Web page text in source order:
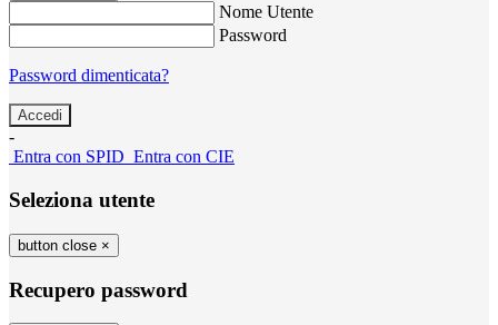
Nome Utente
Password
Password dimenticata?
-
Entra con SPID Entra con CIE
Seleziona utente
button close ×
Recupero password